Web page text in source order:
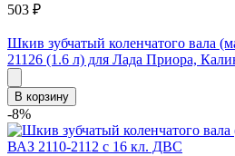
503 ₽
Шкив зубчатый коленчатого вала
21126 (1.6 л) для Лада Приора,
В корзину
-8%